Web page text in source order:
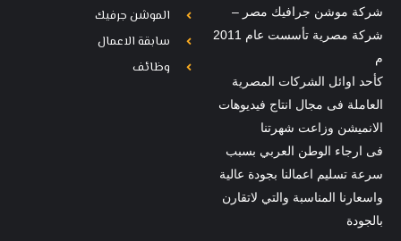
شركة موشن جرافيك مصر –
شركة مصرية تأسست عام 2011
م
كأحد اوائل الشركات المصرية
العاملة فى مجال انتاج فيديوهات
الانميشن وزاعت شهرتنا
فى ارجاء الوطن العربي بسبب
سرعة تسليم اعمالنا بجودة عالية
واسعارنا المناسبة والتي لاتقارن
بالجودة
الموشن جرفيك
سابقة الاعمال
وظائف